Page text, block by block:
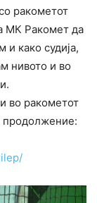
ракометот
МК Ракомет да
и како судија,
нивото и во
во ракометот
продолжение: